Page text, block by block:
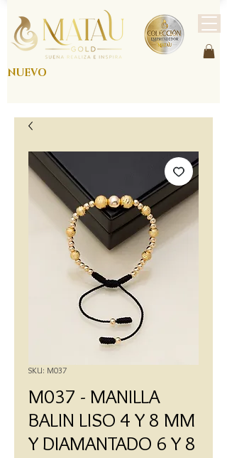
NUEVO
SKU: M037
M037 - MANILLA
BALIN LISO 4 Y 8 MM
Y DIAMANTADO 6 Y 8